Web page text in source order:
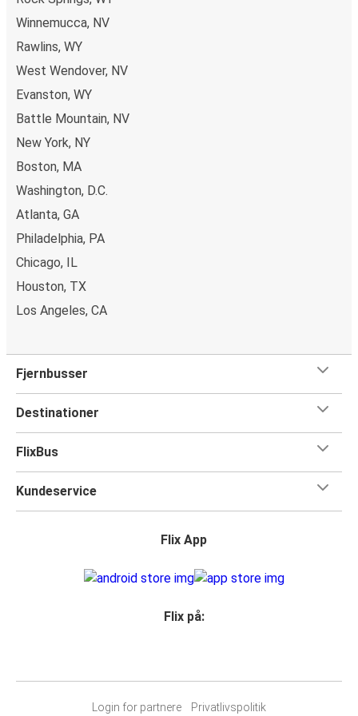
Winnemucca, NV
Rawlins, WY
West Wendover, NV
Evanston, WY
Battle Mountain, NV
New York, NY
Boston, MA
Washington, D.C.
Atlanta, GA
Philadelphia, PA
Chicago, IL
Houston, TX
Los Angeles, CA
Fjernbusser
Destinationer
FlixBus
Kundeservice
Flix App
Flix på:
Login for partnere Privatlivspolitik